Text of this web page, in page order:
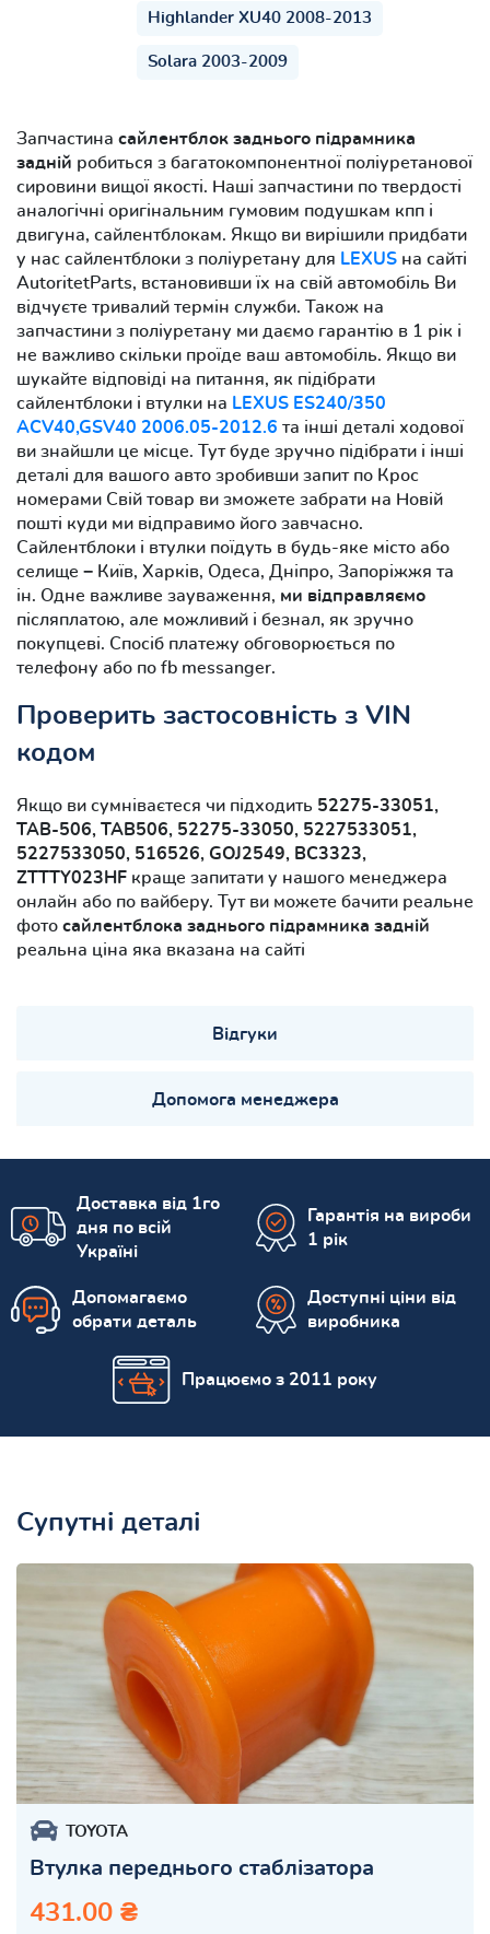
Highlander XU40 2008-2013
Solara 2003-2009
Запчастина сайлентблок заднього підрамника
задній робиться з багатокомпонентної поліуретанової
сировини вищої якості. Наші запчастини по твердості
аналогічні оригінальним гумовим подушкам кпп і
двигуна, сайлентблокам. Якщо ви вирішили придбати
у нас сайлентблоки з поліуретану для LEXUS на сайті
AutoritetParts, встановивши їх на свій автомобіль Ви
відчуєте тривалий термін служби. Також на
запчастини з поліуретану ми даємо гарантію в 1 рік і
не важливо скільки проїде ваш автомобіль. Якщо ви
шукайте відповіді на питання, як підібрати
сайлентблоки і втулки на LEXUS ES240/350
ACV40,GSV40 2006.05-2012.6 та інші деталі ходової
ви знайшли це місце. Тут буде зручно підібрати і інші
деталі для вашого авто зробивши запит по Крос
номерами Свій товар ви зможете забрати на Новій
пошті куди ми відправимо його завчасно.
Сайлентблоки і втулки поїдуть в будь-яке місто або
селище − Київ, Харків, Одеса, Дніпро, Запоріжжя та
ін. Одне важливе зауваження, ми відправляємо
післяплатою, але можливий і безнал, як зручно
покупцеві. Спосіб платежу обговорюється по
телефону або по fb messanger.
Проверить застосовність з VIN
кодом
Якщо ви сумніваєтеся чи підходить 52275-33051,
TAB-506, TAB506, 52275-33050, 5227533051,
5227533050, 516526, GOJ2549, BC3323,
ZTTTY023HF краще запитати у нашого менеджера
онлайн або по вайберу. Тут ви можете бачити реальне
фото сайлентблока заднього підрамника задній
реальна ціна яка вказана на сайті
Відгуки
Допомога менеджера
Доставка від 1го
дня по всій
Україні
Гарантія на вироби
1 рік
Допомагаємо
обрати деталь
Доступні ціни від
виробника
Працюємо з 2011 року
Супутні деталі
TOYOTA
Втулка переднього стаблізатора
431.00 ₴